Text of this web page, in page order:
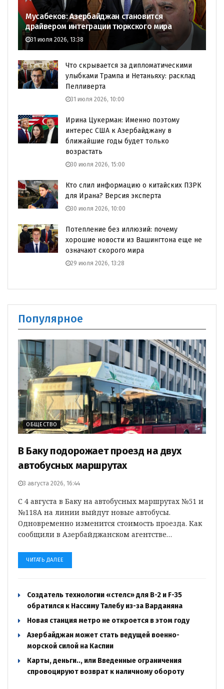
Мусабеков: Азербайджан становится
драйвером интеграции тюркского мира
31 июля 2026, 13:38
Что скрывается за дипломатическими
улыбками Трампа и Нетаньяху: расклад
Пелливерта
31 июля 2026, 10:00
Ирина Цукерман: Именно поэтому
интерес США к Азербайджану в
ближайшие годы будет только
возрастать
30 июля 2026, 15:00
Кто слил информацию о китайских ПЗРК
для Ирана? Версия эксперта
30 июля 2026, 10:00
Потепление без иллюзий: почему
хорошие новости из Вашингтона еще не
означают скорого мира
29 июля 2026, 13:28
Популярное
ОБЩЕСТВО
В Баку подорожает проезд на двух
автобусных маршрутах
3 августа 2026, 16:44
С 4 августа в Баку на автобусных маршрутах №51 и
№118А на линии выйдут новые автобусы.
Одновременно изменится стоимость проезда. Как
сообщили в Азербайджанском агентстве…
ЧИТАТЬ ДАЛЕЕ
Создатель технологии «стелс» для B-2 и F-35
обратился к Нассиму Талебу из-за Варданяна
Новая станция метро не откроется в этом году
Азербайджан может стать ведущей военно-
морской силой на Каспии
Карты, деньги.., или Введенные ограничения
спровоцируют возврат к наличному обороту